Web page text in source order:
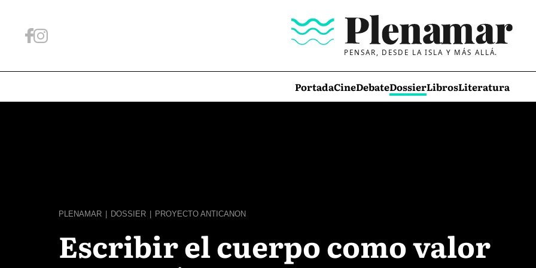
PENSAR, DESDE LA ISLA Y MÁS ALLÁ.
PortadaCineDebateDossierLibrosLiteratura
PLENAMAR DOSSIER PROYECTO ANTICANON
Escribir el cuerpo como valor